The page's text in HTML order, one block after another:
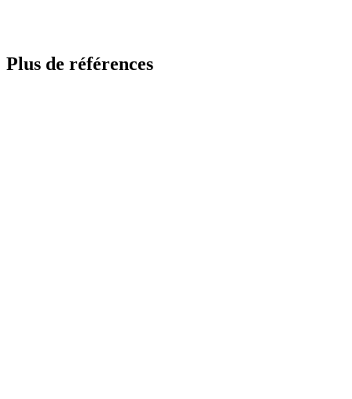
Plus de références